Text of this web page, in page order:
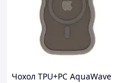
Чохол TPU+PC AquaWave